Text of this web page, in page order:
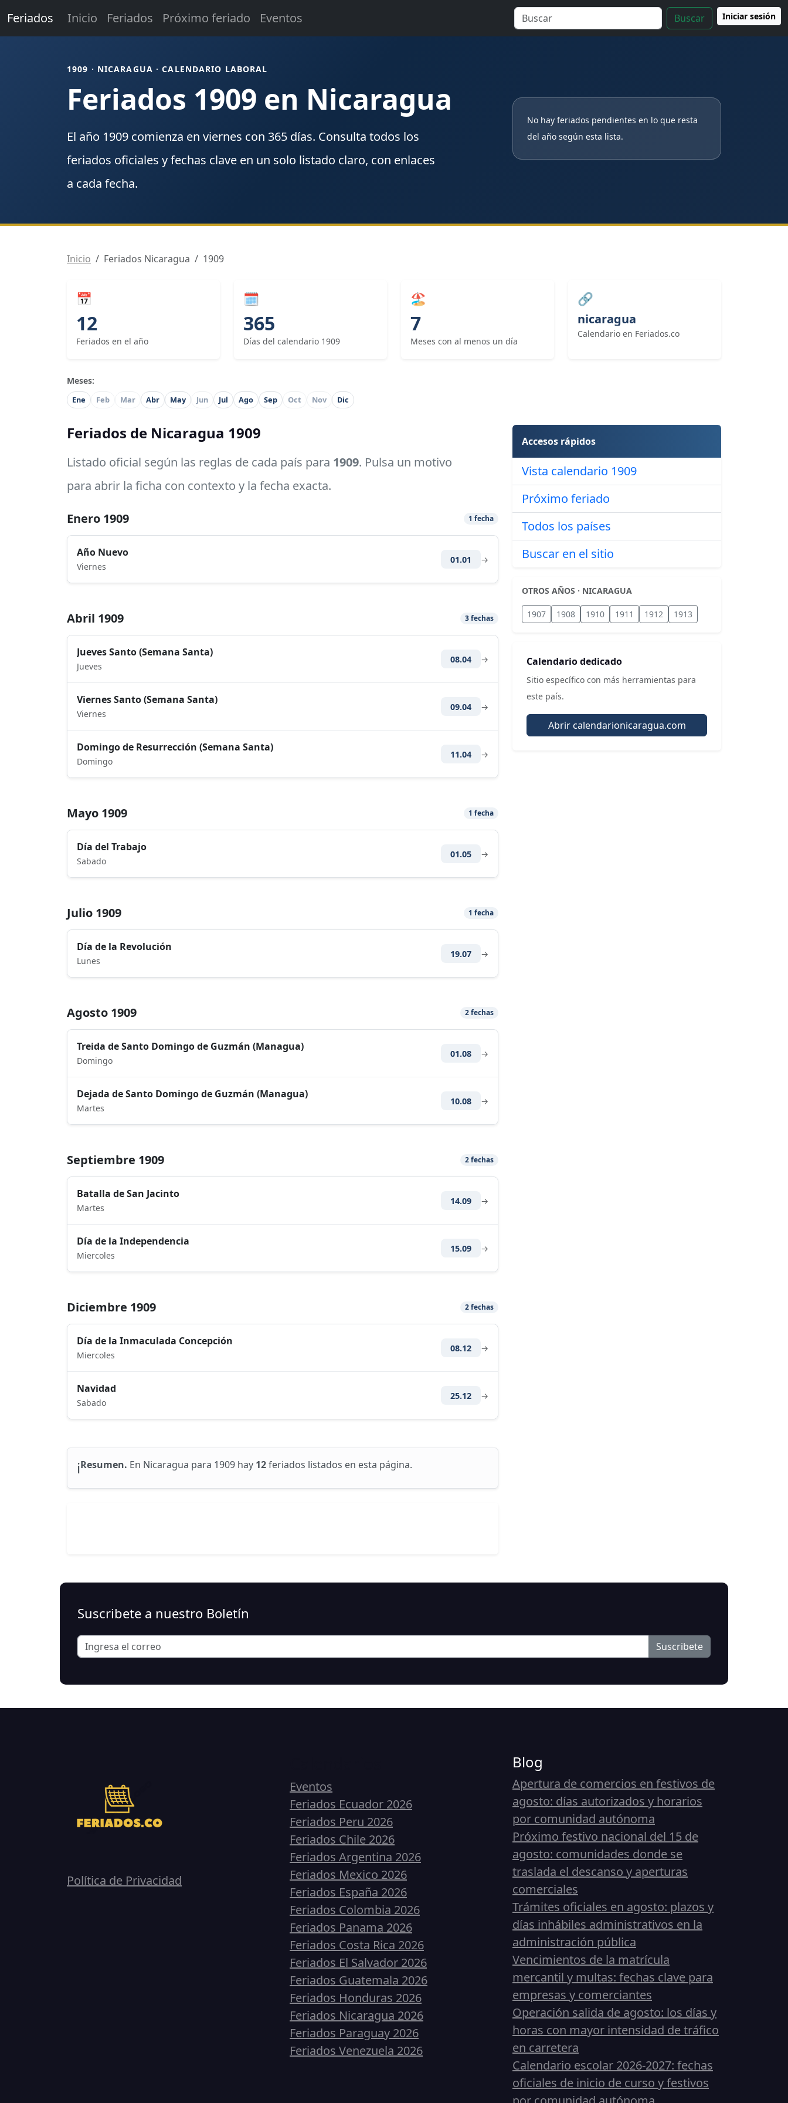
Feriados Inicio Feriados Próximo feriado Eventos Buscar Iniciar sesión
1909 · NICARAGUA · CALENDARIO LABORAL
Feriados 1909 en Nicaragua
El año 1909 comienza en viernes con 365 días. Consulta todos los
feriados oficiales y fechas clave en un solo listado claro, con enlaces
a cada fecha.
No hay feriados pendientes en lo que resta
del año según esta lista.
Inicio Feriados Nicaragua 1909
📅
12
Feriados en el año
🗓
365
Días del calendario 1909
🏖
7
Meses con al menos un día
🔗
nicaragua
Calendario en Feriados.co
Meses:
Ene Feb Mar Abr May Jun Jul Ago Sep Oct Nov Dic
Feriados de Nicaragua 1909
Listado oficial según las reglas de cada país para 1909. Pulsa un motivo
para abrir la ficha con contexto y la fecha exacta.
Enero 1909 1 fecha
Año Nuevo
Viernes
01.01 →
Abril 1909 3 fechas
Jueves Santo (Semana Santa)
Jueves
08.04 →
Viernes Santo (Semana Santa)
Viernes
09.04 →
Domingo de Resurrección (Semana Santa)
Domingo
11.04 →
Mayo 1909 1 fecha
Día del Trabajo
Sabado
01.05 →
Julio 1909 1 fecha
Día de la Revolución
Lunes
19.07 →
Agosto 1909 2 fechas
Treida de Santo Domingo de Guzmán (Managua)
Domingo
01.08 →
Dejada de Santo Domingo de Guzmán (Managua)
Martes
10.08 →
Septiembre 1909 2 fechas
Batalla de San Jacinto
Martes
14.09 →
Día de la Independencia
Miercoles
15.09 →
Diciembre 1909 2 fechas
Día de la Inmaculada Concepción
Miercoles
08.12 →
Navidad
Sabado
25.12 →
ℹ️Resumen. En Nicaragua para 1909 hay 12feriados listados en esta página.
Accesos rápidos
Vista calendario 1909
Próximo feriado
Todos los países
Buscar en el sitio
OTROS AÑOS · NICARAGUA
1907 1908 1910 1911 1912 1913
Calendario dedicado
Sitio específico con más herramientas para
este país.
Abrir calendarionicaragua.com
Suscribete a nuestro Boletín
Suscribete
Política de Privacidad
Eventos
Feriados Ecuador 2026
Feriados Peru 2026
Feriados Chile 2026
Feriados Argentina 2026
Feriados Mexico 2026
Feriados España 2026
Feriados Colombia 2026
Feriados Panama 2026
Feriados Costa Rica 2026
Feriados El Salvador 2026
Feriados Guatemala 2026
Feriados Honduras 2026
Feriados Nicaragua 2026
Feriados Paraguay 2026
Feriados Venezuela 2026
Blog
Apertura de comercios en festivos de
agosto: días autorizados y horarios
por comunidad autónoma
Próximo festivo nacional del 15 de
agosto: comunidades donde se
traslada el descanso y aperturas
comerciales
Trámites oficiales en agosto: plazos y
días inhábiles administrativos en la
administración pública
Vencimientos de la matrícula
mercantil y multas: fechas clave para
empresas y comerciantes
Operación salida de agosto: los días y
horas con mayor intensidad de tráfico
en carretera
Calendario escolar 2026-2027: fechas
oficiales de inicio de curso y festivos